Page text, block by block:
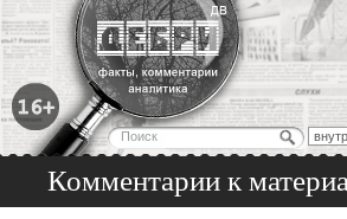
Комментарии к